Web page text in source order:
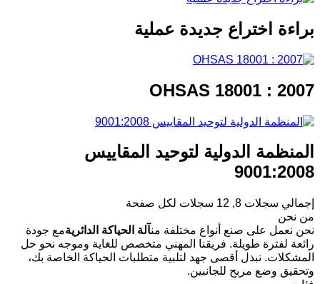
براءة اختراع جديدة عملية
OHSAS 18001 : 2007
المنظمة الدولية لتوحيد المقاييس
9001:2008
إجمالي سجلات 8, 12 سجلات لكل صفحة
من نحن
نحن نعمل على صنع أنواع مختلفة منآلة الحياكة الدائريةمع جودة
رائعة لفترة طويلة. فريقنا المهني متخصص للغاية وموجه نحو حل
المشكلات. نبذل أقصى جهد لتلبية متطلبات الحياكة الخاصة بك،
وتحقيق وضع مربح للجانبين.